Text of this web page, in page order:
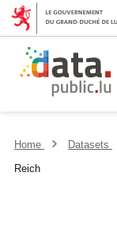
Home Datasets
Reich